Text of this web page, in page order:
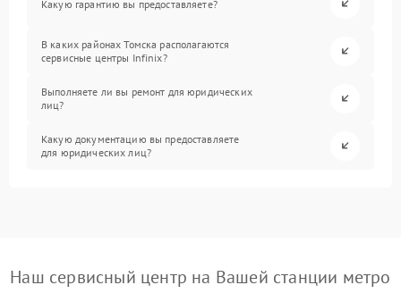
Какую гарантию вы предоставляете?
В каких районах Томска располагаются
сервисные центры Infinix?
Выполняете ли вы ремонт для юридических
лиц?
Какую документацию вы предоставляете
для юридических лиц?
Наш сервисный центр на Вашей станции метро